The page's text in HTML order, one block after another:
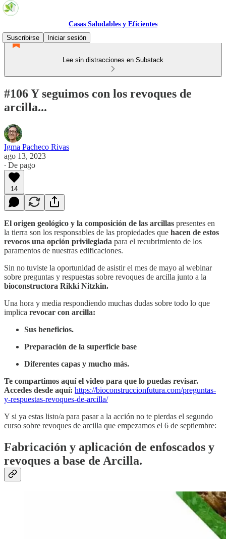
Casas Saludables y Eficientes
Suscribirse
Iniciar sesión
Lee sin distracciones en Substack
#106 Y seguimos con los revoques de
arcilla...
Igma Pacheco Rivas
ago 13, 2023
∙ De pago
14
El origen geológico y la composición de las arcillas presentes en
la tierra son los responsables de las propiedades que hacen de estos
revocos una opción privilegiada para el recubrimiento de los
paramentos de nuestras edificaciones.
Sin no tuviste la oportunidad de asistir el mes de mayo al webinar
sobre preguntas y respuestas sobre revoques de arcilla junto a la
bioconstructora Rikki Nitzkin.
Una hora y media respondiendo muchas dudas sobre todo lo que
implica revocar con arcilla:
Sus beneficios.
Preparación de la superficie base
Diferentes capas y mucho más.
Te compartimos aquí el video para que lo puedas revisar.
Accedes desde aquí: https://bioconstruccionfutura.com/preguntas-
y-respuestas-revoques-de-arcilla/
Y si ya estas listo/a para pasar a la acción no te pierdas el segundo
curso sobre revoques de arcilla que empezamos el 6 de septiembre:
Fabricación y aplicación de enfoscados y
revoques a base de Arcilla.